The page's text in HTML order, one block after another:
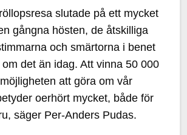
slutade på ett mycket
gångna hösten, de åtskilliga
och smärtorna i benet
det än idag. Att vinna 50 000
att göra om vår
oerhört mycket, både för
säger Per-Anders Pudas.